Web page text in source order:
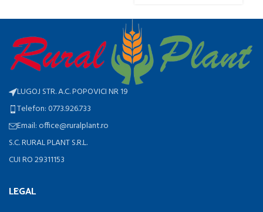
LUGOJ STR. A.C. POPOVICI NR 19
Telefon: 0773.926.733
Email: office@ruralplant.ro
S.C. RURAL PLANT S.R.L.
CUI RO 29311153
LEGAL